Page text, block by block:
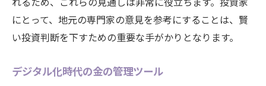
最適な購入・売却のタイミングを見つける
方法
略
にとって、地元の専門家の意見を参考にすることは、賢
い投資判断を下すための重要な手がかりとなります。
デジタル化時代の金の管理ツール